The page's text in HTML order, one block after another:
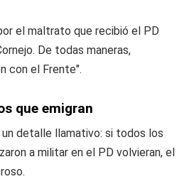
el maltrato que recibió el PD
De todas maneras,
con el Frente".
que emigran
detalle llamativo: si todos los
a militar en el PD volvieran, el